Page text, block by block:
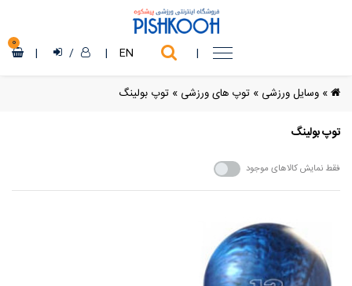
|
EN
|
/
|
0
» وسایل ورزشی » توپ های ورزشی » توپ بولینگ
توپ بولینگ
فقط نمایش کالاهای موجود